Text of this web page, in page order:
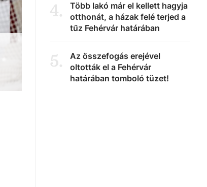
4.
Több lakó már el kellett hagyja
otthonát, a házak felé terjed a
tűz Fehérvár határában
5.
Az összefogás erejével
oltották el a Fehérvár
határában tomboló tüzet!